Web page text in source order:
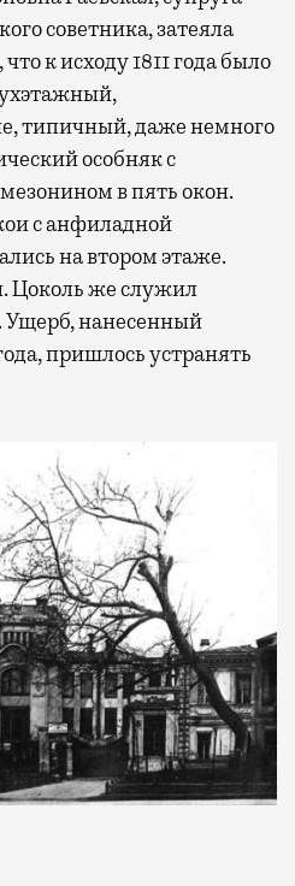
советника, затеяла
к исходу 1811 года было
типичный, даже немного
особняк с
в пять окон.
с анфиладной
на втором этаже.
же служил
Ущерб, нанесенный
пришлось устранять